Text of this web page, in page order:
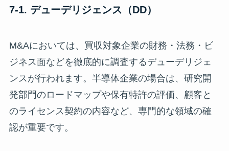
7-1. デューデリジェンス（DD）
M&Aにおいては、買収対象企業の財務・法務・ビ
ジネス面などを徹底的に調査するデューデリジェ
ンスが行われます。半導体企業の場合は、研究開
発部門のロードマップや保有特許の評価、顧客と
のライセンス契約の内容など、専門的な領域の確
認が重要です。